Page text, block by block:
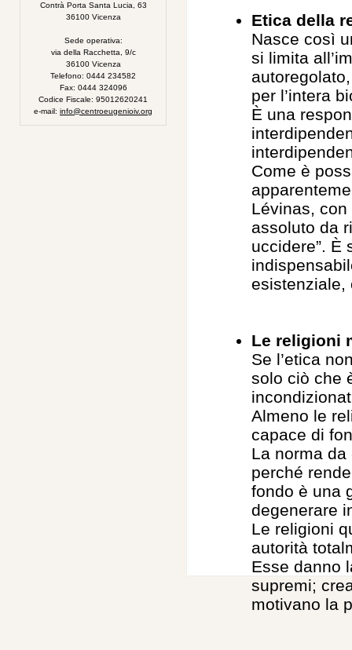
Contrà Porta Santa Lucia, 63
36100 Vicenza
Sede operativa:
via della Racchetta, 9/c
36100 Vicenza
Telefono: 0444 234582
Fax: 0444 324096
Codice Fiscale: 95012620241
e-mail: info@centroeugenioiv.org
Etica della
Nasce così
si limita
per l’intera
È una
Come è
Lévinas, con
assoluto da
uccidere”. È
esistenziale,
Le religioni
Se l’etica
solo ciò che
Almeno le
capace di
La norma
perché
fondo è una
degenerare
Le religioni
autorità
Esse danno
supremi;
motivano la